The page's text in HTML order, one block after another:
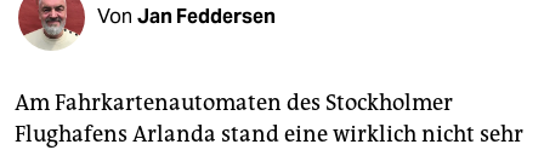
shop
unterstützen
Von Jan Feddersen
Am Fahrkartenautomaten des Stockholmer
Flughafens Arlanda stand eine wirklich nicht sehr